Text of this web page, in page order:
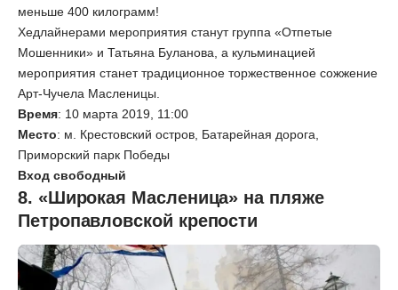
меньше 400 килограмм!
Хедлайнерами мероприятия станут группа «Отпетые
Мошенники» и Татьяна Буланова, а кульминацией
мероприятия станет традиционное торжественное сожжение
Арт-Чучела Масленицы.
Время: 10 марта 2019, 11:00
Место: м. Крестовский остров, Батарейная дорога,
Приморский парк Победы
Вход свободный
8. «Широкая Масленица» на пляже
Петропавловской крепости